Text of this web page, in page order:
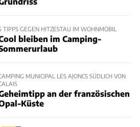
TIPPS GEGEN HITZESTAU IM WOHNMOBIL
bleiben im Camping-
MUNICIPAL LES AJONCS SÜDLICH VON
an der französischen
Küste